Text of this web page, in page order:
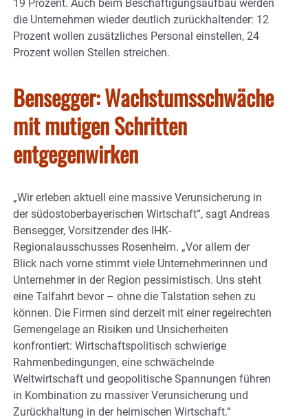
19 Prozent. Auch beim Beschäftigungsaufbau werden
die Unternehmen wieder deutlich zurückhaltender: 12
Prozent wollen zusätzliches Personal einstellen, 24
Prozent wollen Stellen streichen.
Bensegger: Wachstumsschwäche
mit mutigen Schritten
entgegenwirken
„Wir erleben aktuell eine massive Verunsicherung in
der südostoberbayerischen Wirtschaft“, sagt Andreas
Bensegger, Vorsitzender des IHK-
Regionalausschusses Rosenheim. „Vor allem der
Blick nach vorne stimmt viele Unternehmerinnen und
Unternehmer in der Region pessimistisch. Uns steht
eine Talfahrt bevor – ohne die Talstation sehen zu
können. Die Firmen sind derzeit mit einer regelrechten
Gemengelage an Risiken und Unsicherheiten
konfrontiert: Wirtschaftspolitisch schwierige
Rahmenbedingungen, eine schwächelnde
Weltwirtschaft und geopolitische Spannungen führen
in Kombination zu massiver Verunsicherung und
Zurückhaltung in der heimischen Wirtschaft.“